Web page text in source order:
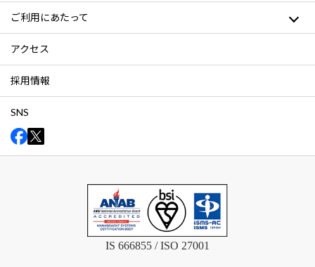
ご利用にあたって
アクセス
採用情報
SNS
IS 666855 / ISO 27001